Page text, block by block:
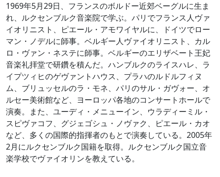
1969年5月29日、フランスのボルドー近郊ベーグルに生ま
れ、ルクセンブルク音楽院で学ぶ。パリでフランス人ヴァ
イオリニスト、ピエール・アモワイヤルに、ドイツでロー
マン・ノデルに師事。ベルギー人ヴァイオリニスト、カル
ロ・ヴァン・ネステに師事。ベルギーのエリザベート王妃
音楽礼拝堂で研鑽を積んだ。ハンブルクのライスハレ、ラ
イプツィヒのゲヴァントハウス、プラハのルドルフィヌ
ム、ブリュッセルのラ・モネ、パリのサル・ガヴォー、オ
ルセー美術館など、ヨーロッパ各地のコンサートホールで
演奏。また、ユーディ・メニューイン、ウラディーミル・
スピヴァコフ、グジェゴシュ・ノヴァク、ピエール・カオ
など、多くの国際的指揮者のもとで演奏している。2005年
2月にルクセンブルク国籍を取得。ルクセンブルク国立音
楽学校でヴァイオリンを教えている。